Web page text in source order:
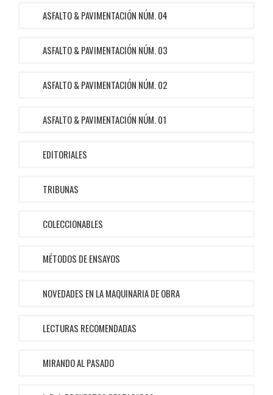
ASFALTO & PAVIMENTACIÓN NÚM. 04
ASFALTO & PAVIMENTACIÓN NÚM. 03
ASFALTO & PAVIMENTACIÓN NÚM. 02
ASFALTO & PAVIMENTACIÓN NÚM. 01
EDITORIALES
TRIBUNAS
COLECCIONABLES
MÉTODOS DE ENSAYOS
NOVEDADES EN LA MAQUINARIA DE OBRA
LECTURAS RECOMENDADAS
MIRANDO AL PASADO